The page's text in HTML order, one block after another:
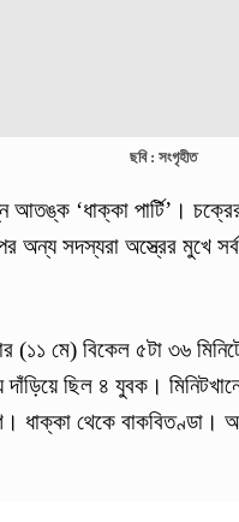
ছবি : সংগৃহীত
আতঙ্ক ‘ধাক্কা পার্টি’।
অন্য সদস্যরা অস্ত্রের মুখে
(১১ মে) বিকেল ৫টা ৩৬
ছিল ৪ যুবক।
থেকে বাকবিতণ্ডা।